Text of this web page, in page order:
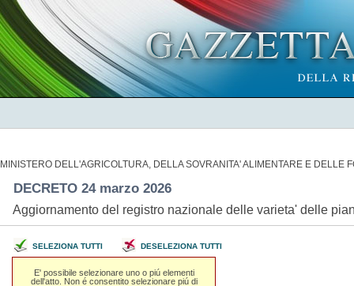
MINISTERO DELL'AGRICOLTURA, DELLA SOVRANITA' ALIMENTARE E DELLE
DECRETO 24 marzo 2026
Aggiornamento del registro nazionale delle varieta' delle
SELEZIONA TUTTI DESELEZIONA TUTTI
E' possibile selezionare uno o piú elementi
dell'atto. Non é consentito selezionare piú di